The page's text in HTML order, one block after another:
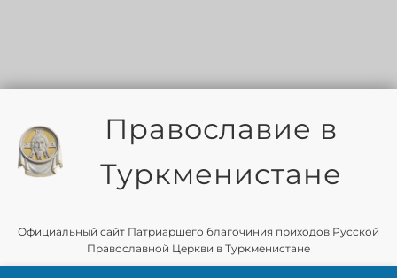
Православие в
Туркменистане
Официальный сайт Патриаршего благочиния приходов Русской
Православной Церкви в Туркменистане